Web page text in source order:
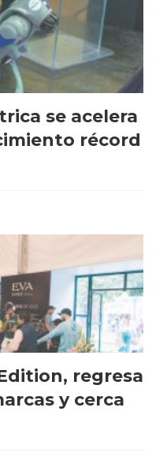
se acelera
récord
regresa
y cerca